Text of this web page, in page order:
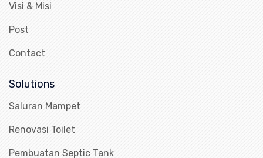
Visi & Misi
Post
Contact
Solutions
Saluran Mampet
Renovasi Toilet
Pembuatan Septic Tank